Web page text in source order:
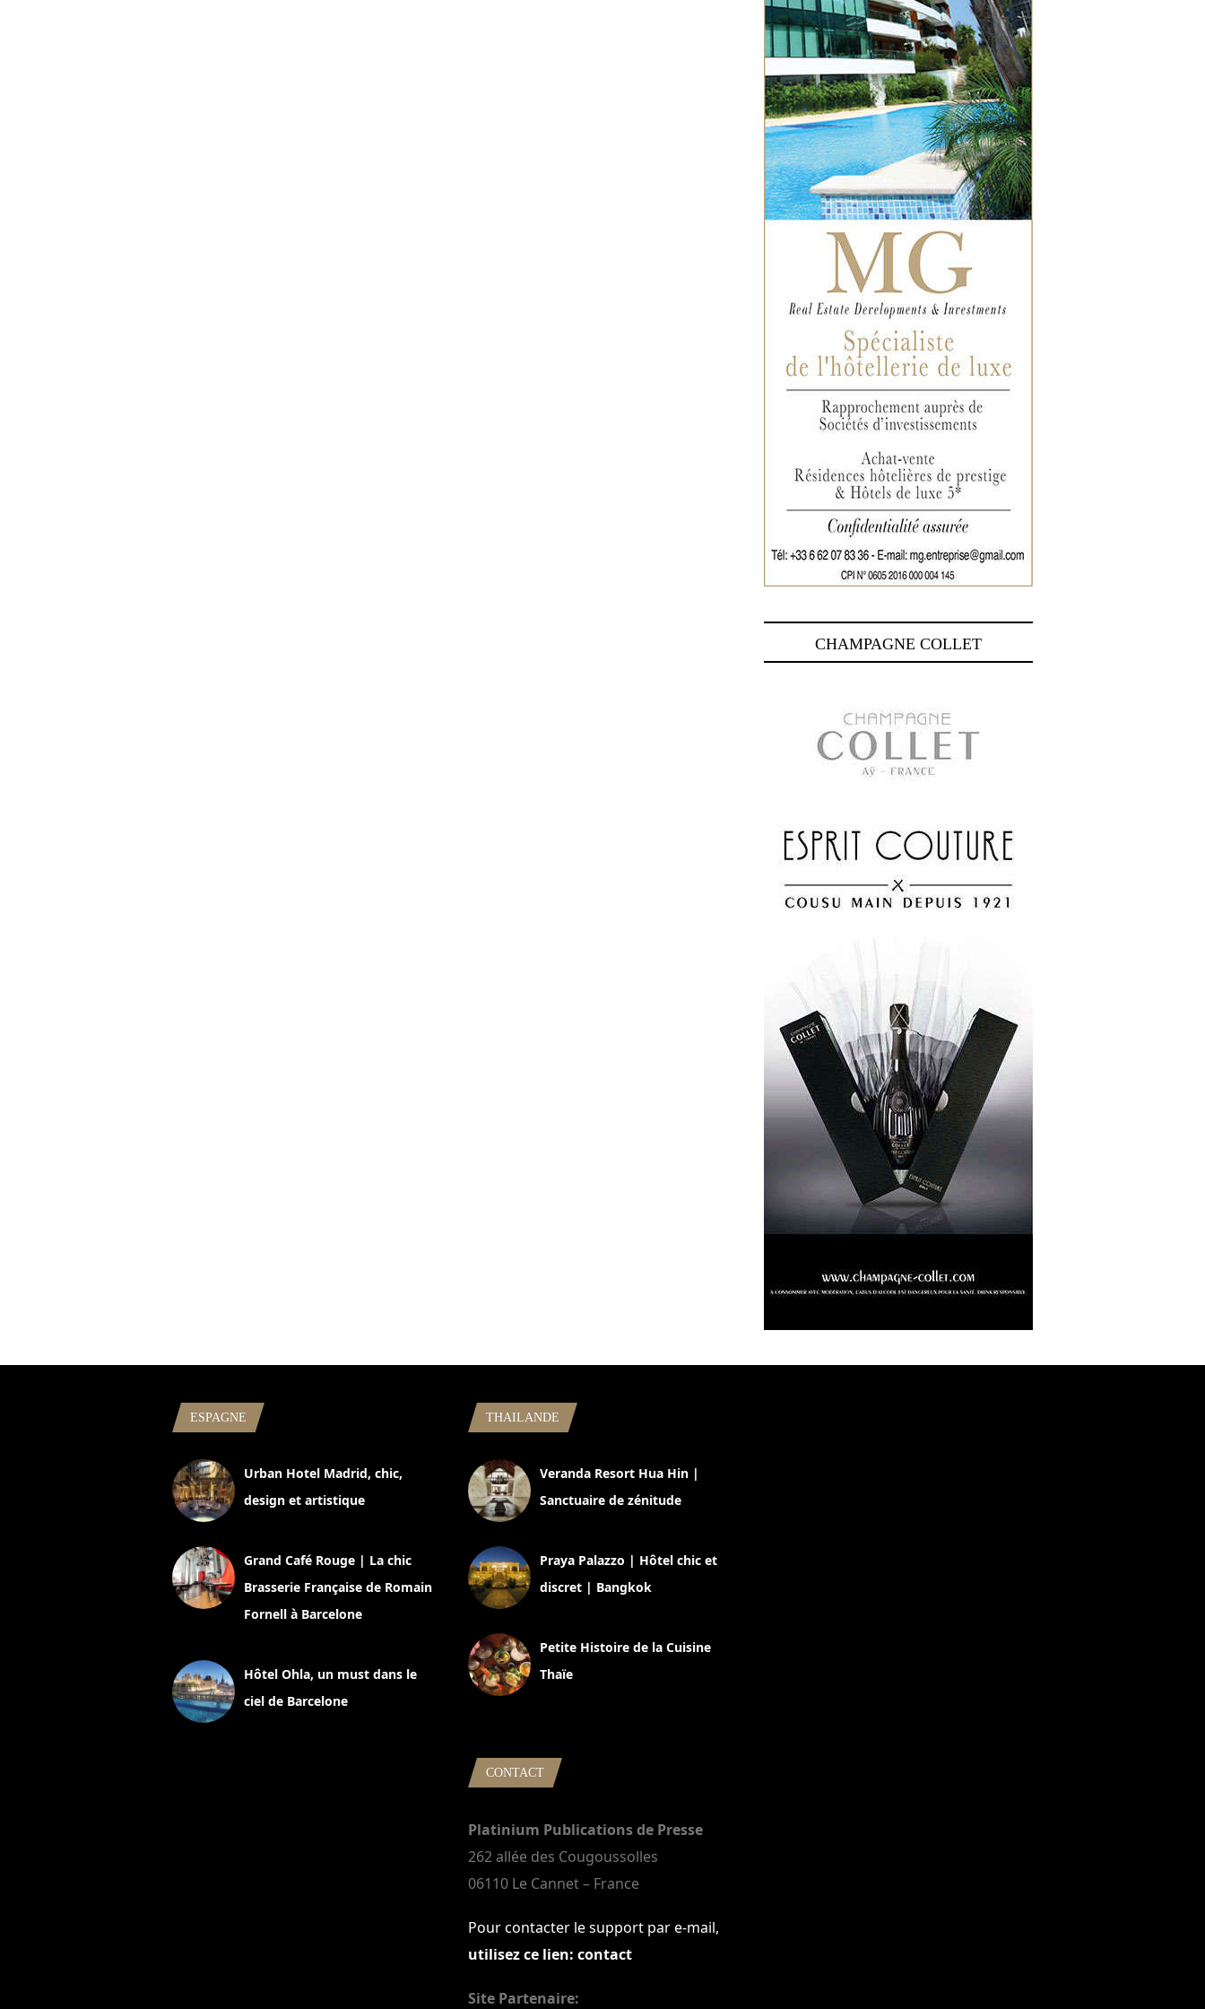
CHAMPAGNE COLLET
ESPAGNE
Urban Hotel Madrid, chic,
design et artistique
Grand Café Rouge | La chic
Brasserie Française de Romain
Fornell à Barcelone
Hôtel Ohla, un must dans le
ciel de Barcelone
THAILANDE
Veranda Resort Hua Hin |
Sanctuaire de zénitude
Praya Palazzo | Hôtel chic et
discret | Bangkok
Petite Histoire de la Cuisine
Thaïe
CONTACT
Platinium Publications de Presse
262 allée des Cougoussolles
06110 Le Cannet – France
Pour contacter le support par e-mail,
utilisez ce lien: contact
Site Partenaire: